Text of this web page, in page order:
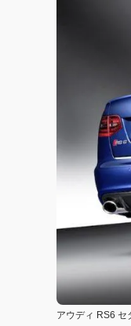
アウディ RS6